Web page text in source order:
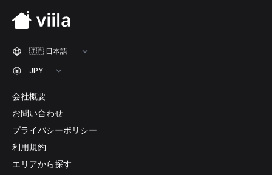
会社概要
お問い合わせ
プライバシーポリシー
利用規約
エリアから探す